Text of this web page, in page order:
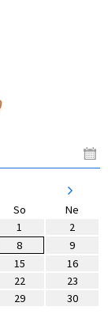
So
Ne
1
2
8
9
15
16
22
23
29
30